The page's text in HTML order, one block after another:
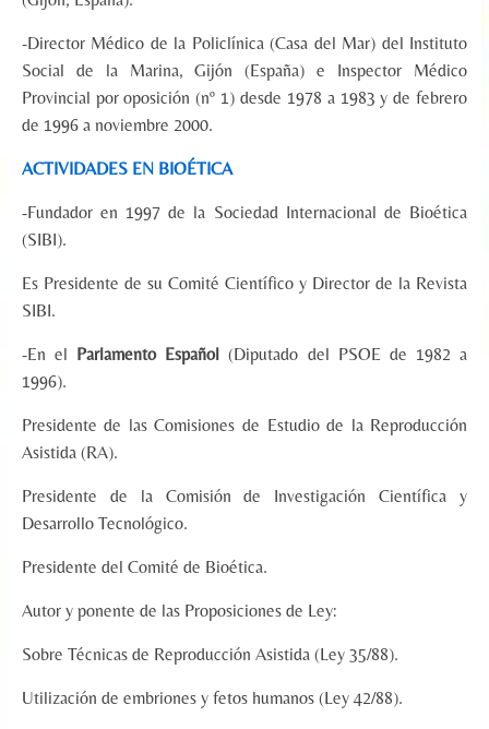
-Director Médico de la Policlínica (Casa del Mar) del Instituto
Social de la Marina, Gijón (España) e Inspector Médico
Provincial por oposición (nº 1) desde 1978 a 1983 y de febrero
de 1996 a noviembre 2000.
ACTIVIDADES EN BIOÉTICA
-Fundador en 1997 de la Sociedad Internacional de Bioética
(SIBI).
Es Presidente de su Comité Científico y Director de la Revista
SIBI.
-En el Parlamento Español(Diputado del PSOE de 1982 a
1996).
Presidente de las Comisiones de Estudio de la Reproducción
Asistida (RA).
Presidente de la Comisión de Investigación Científica y
Desarrollo Tecnológico.
Presidente del Comité de Bioética.
Autor y ponente de las Proposiciones de Ley:
Sobre Técnicas de Reproducción Asistida (Ley 35/88).
Utilización de embriones y fetos humanos (Ley 42/88).